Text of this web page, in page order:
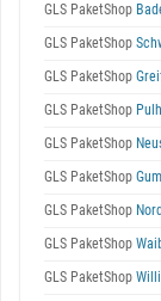
GLS PaketShop
GLS PaketShop
GLS PaketShop
GLS PaketShop
GLS PaketShop
GLS PaketShop
GLS PaketShop
GLS PaketShop
GLS PaketShop